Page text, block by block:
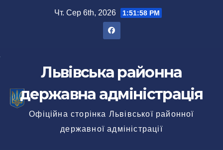
Чт. Сер 6th, 2026 1:52:00 PM
Львівська районна
державна адміністрація
Офіційна сторінка Львівської районної
державної адміністрації